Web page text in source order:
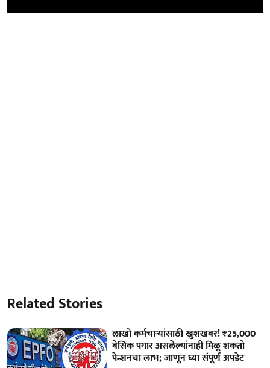
Related Stories
लाखो कर्मचाऱ्यांसाठी खुशखबर! ₹25,000
बेसिक पगार असलेल्यांनाही मिळू शकतो
पेन्शनचा लाभ; जाणून घ्या संपूर्ण अपडेट